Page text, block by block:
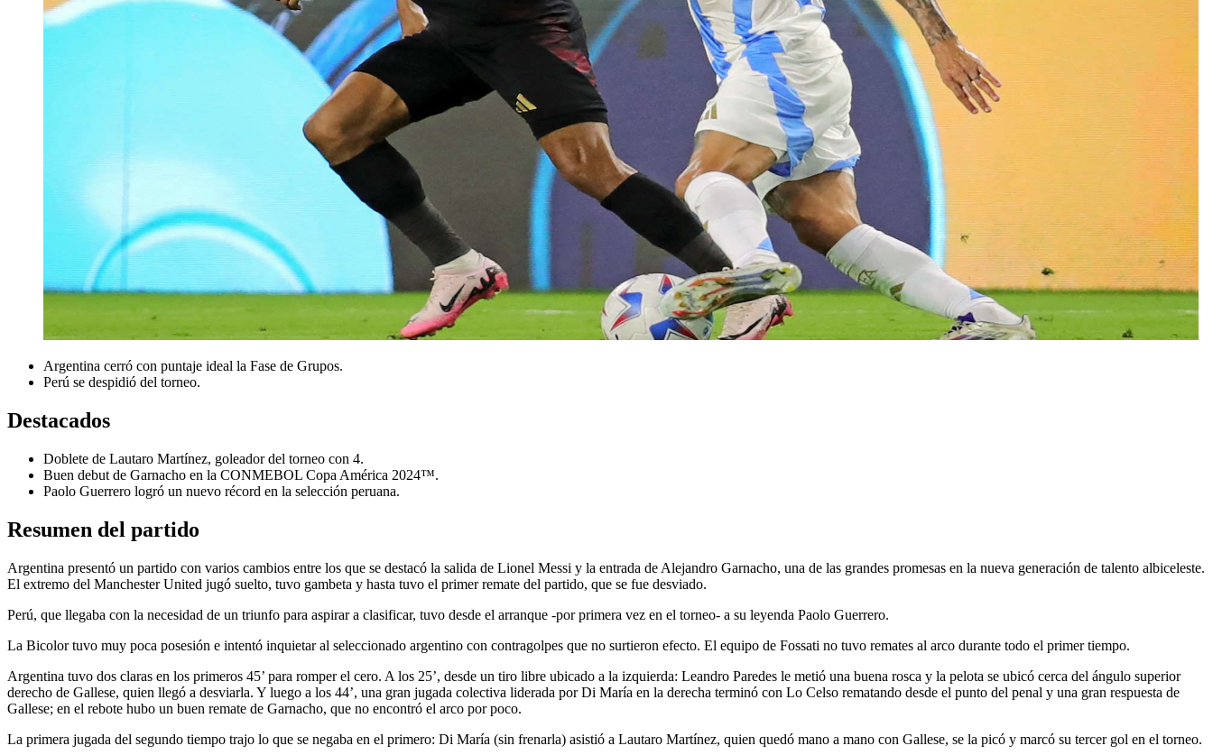
Argentina cerró con puntaje ideal la Fase de Grupos.
Perú se despidió del torneo.
Destacados
Doblete de Lautaro Martínez, goleador del torneo con 4.
Buen debut de Garnacho en la CONMEBOL Copa América 2024™.
Paolo Guerrero logró un nuevo récord en la selección peruana.
Resumen del partido
Argentina presentó un partido con varios cambios entre los que se destacó la salida de Lionel Messi y la entrada de Alejandro Garnacho, una de las grandes promesas en la nueva generación de talento albiceleste.
El extremo del Manchester United jugó suelto, tuvo gambeta y hasta tuvo el primer remate del partido, que se fue desviado.
Perú, que llegaba con la necesidad de un triunfo para aspirar a clasificar, tuvo desde el arranque -por primera vez en el torneo- a su leyenda Paolo Guerrero.
La Bicolor tuvo muy poca posesión e intentó inquietar al seleccionado argentino con contragolpes que no surtieron efecto. El equipo de Fossati no tuvo remates al arco durante todo el primer tiempo.
Argentina tuvo dos claras en los primeros 45’ para romper el cero. A los 25’, desde un tiro libre ubicado a la izquierda: Leandro Paredes le metió una buena rosca y la pelota se ubicó cerca del ángulo superior
derecho de Gallese, quien llegó a desviarla. Y luego a los 44’, una gran jugada colectiva liderada por Di María en la derecha terminó con Lo Celso rematando desde el punto del penal y una gran respuesta de
Gallese; en el rebote hubo un buen remate de Garnacho, que no encontró el arco por poco.
La primera jugada del segundo tiempo trajo lo que se negaba en el primero: Di María (sin frenarla) asistió a Lautaro Martínez, quien quedó mano a mano con Gallese, se la picó y marcó su tercer gol en el torneo.